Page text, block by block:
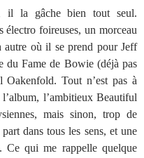
il la gâche bien tout seul.
électro foireuses, un morceau
autre où il se prend pour Jeff
du Fame de Bowie (déjà pas
Oakenfold. Tout n’est pas à
l’ambitieux Beautiful
mais sinon, trop de
dans tous les sens, et une
Ce qui me rappelle quelque